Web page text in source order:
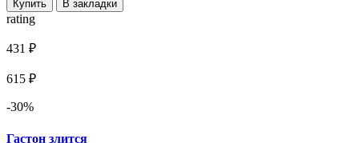
Купить В закладки
rating
431 ₽
615 ₽
-30%
Гастон злится